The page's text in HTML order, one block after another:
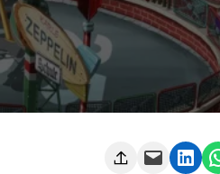
Deze pagina e-mailen Delen op LinkedIn Delen via WhatsApp